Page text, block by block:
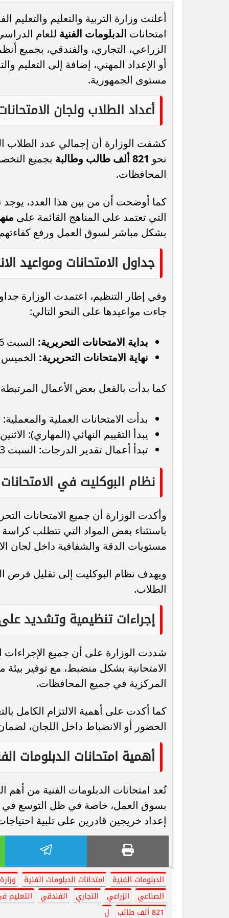
أعلنت وزارة التربية والتعليم
امتحانات الدبلومات الفنية
الزراعي، التجاري، والفندقي، بجميع
أو الإعداد المهني، إضافة إلى التعليم
مستوى الجمهورية.
أعداد الطلاب ولجان
كشفت الوزارة أن إجمالي عدد الطلاب
نحو 821 ألف طالب وطالبة
بجميع
المحافظات.
كما أوضحت أن من بين هذا العدد،
التي تعتمد على المناهج القائمة على
بشكل مباشر لسوق العمل ورفع كفاءتهم
جداول الامتحانات ومواعيد
جاءت مواعيدها على النحو التالي:
بداية الامتحانات التحريرية: السبت 6 يونيو 2026
نهاية الامتحانات التحريرية: الخميس 18 يونيو
كما بدأت بالفعل بعض الأعمال المرتبطة
بدأت الامتحانات العملية والمعملية: السبت
يبدأ التقييم النهائي (المهاري): الاثنين 8 يونيو 2026 وفق طبيعة كل
تبدأ أعمال تقدير الدرجات: السبت 13 يونيو 2026 بشكل تدريجي حسب كل نوعية
نظام البوكليت في الامتحانات
وأكدت الوزارة أن جميع الامتحانات
باستثناء بعض المواد التي تتطلب
مستويات الدقة والشفافية داخل لجان
ويهدف نظام البوكليت إلى تقليل فرص
الطلاب.
إجراءات تنظيمية وتشديد
شددت الوزارة على أن جميع الإجراءات
الامتحانية بشكل منضبط، مع توفير
المركزية في جميع المحافظات.
كما أكدت على أهمية الالتزام الكامل
الحضور أو الانضباط داخل اللجان،
أهمية امتحانات الدبلومات
تُعد امتحانات الدبلومات الفنية من أهم
بسوق العمل، خاصة في ظل التوسع في
إعداد خريجين قادرين على تلبية
الدبلومات الفنية امتحانات الدبلومات الفنية
الصناعي
الزراعي التجاري الفندقي
التعليم
821 ألف طالب
ل
رسميًا.. جدول امتحانات الشهادة الإعدادية
الدور الثاني بالقاهرة 2026